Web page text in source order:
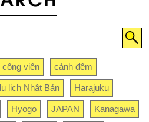
công viên cảnh đêm
lịch Nhật Bản Harajuku
Hyogo JAPAN Kanagawa